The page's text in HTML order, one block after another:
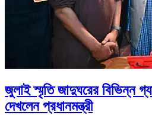
জুলাই স্মৃতি জাদুঘরের বিভিন্ন
দেখলেন প্রধানমন্ত্রী